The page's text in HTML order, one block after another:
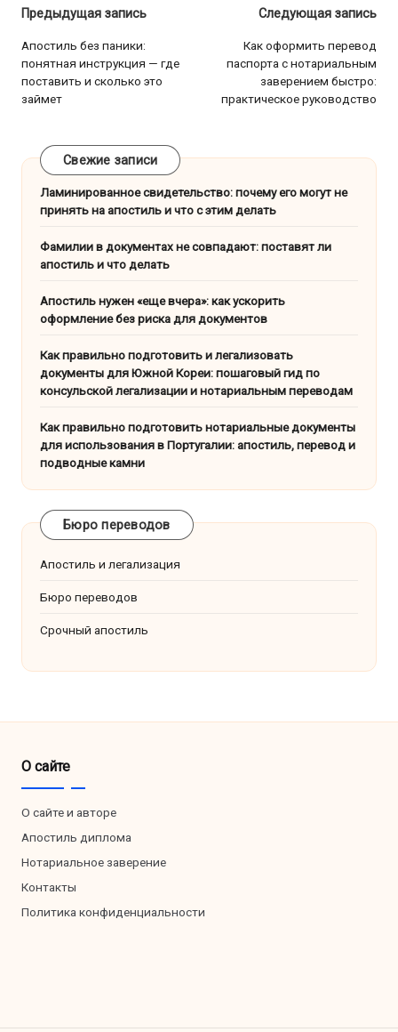
Навигация
по
записям
Предыдущая запись
Апостиль без паники:
понятная инструкция — где
поставить и сколько это
займет
Следующая запись
Как оформить перевод
паспорта с нотариальным
заверением быстро:
практическое руководство
Свежие записи
Ламинированное свидетельство: почему его могут не
принять на апостиль и что с этим делать
Фамилии в документах не совпадают: поставят ли
апостиль и что делать
Апостиль нужен «еще вчера»: как ускорить
оформление без риска для документов
Как правильно подготовить и легализовать
документы для Южной Кореи: пошаговый гид по
консульской легализации и нотариальным переводам
Как правильно подготовить нотариальные документы
для использования в Португалии: апостиль, перевод и
подводные камни
Бюро переводов
Апостиль и легализация
Бюро переводов
Срочный апостиль
О сайте
О сайте и авторе
Апостиль диплома
Нотариальное заверение
Контакты
Политика конфиденциальности